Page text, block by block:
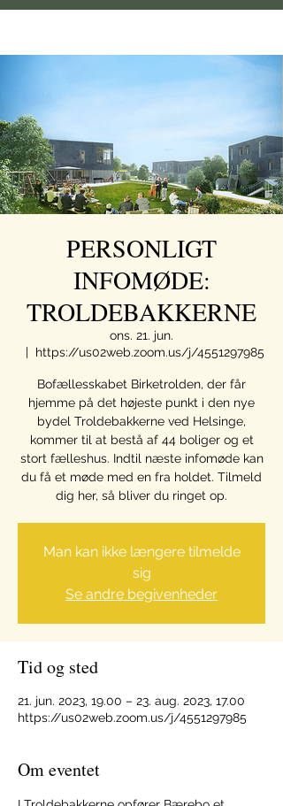
PERSONLIGT
INFOMØDE:
TROLDEBAKKERNE
ons. 21. jun.
  |
https://us02web.zoom.us/j/4551297985
Bofællesskabet Birketrolden, der får
hjemme på det højeste punkt i den nye
bydel Troldebakkerne ved Helsinge,
kommer til at bestå af 44 boliger og et
stort fælleshus. Indtil næste infomøde kan
du få et møde med en fra holdet. Tilmeld
dig her, så bliver du ringet op.
Man kan ikke længere tilmelde
sig
Se andre begivenheder
Tid og sted
21. jun. 2023, 19.00 – 23. aug. 2023, 17.00
https://us02web.zoom.us/j/4551297985
Om eventet